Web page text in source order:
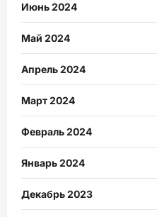
Июнь 2024
Май 2024
Апрель 2024
Март 2024
Февраль 2024
Январь 2024
Декабрь 2023